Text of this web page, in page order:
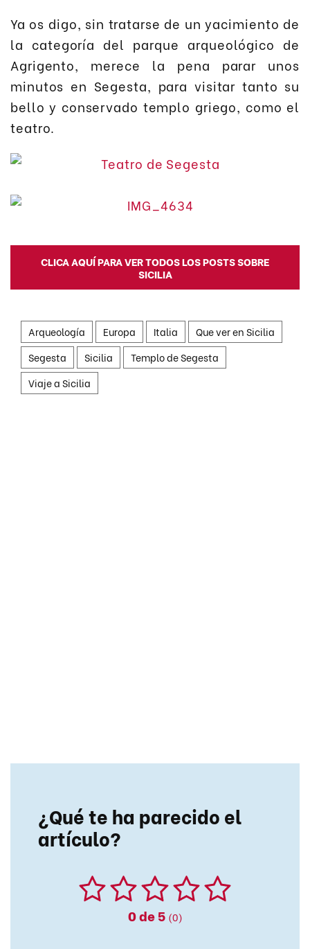
Ya os digo, sin tratarse de un yacimiento de
la categoría del parque arqueológico de
Agrigento, merece la pena parar unos
minutos en Segesta, para visitar tanto su
bello y conservado templo griego, como el
teatro.
CLICA AQUÍ PARA VER TODOS LOS POSTS SOBRE
SICILIA
Arqueología Europa Italia
Que ver en Sicilia
Segesta
Sicilia
Templo de Segesta
Viaje a Sicilia
¿Qué te ha parecido el
artículo?
0de 5 (0)